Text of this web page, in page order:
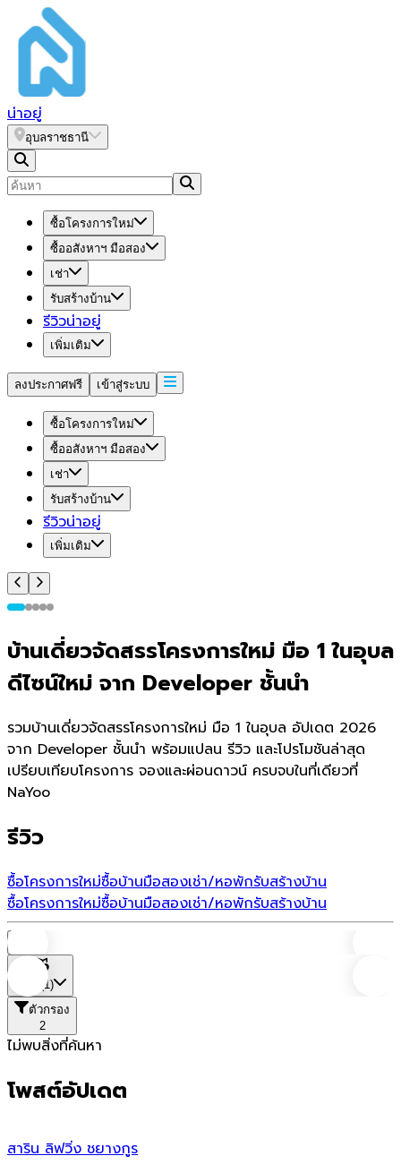
น่าอยู่
อุบลราชธานี
ซื้อโครงการใหม่
ซื้ออสังหาฯ มือสอง
เช่า
รับสร้างบ้าน
รีวิวน่าอยู่
เพิ่มเติม
ลงประกาศฟรี เข้าสู่ระบบ
ซื้อโครงการใหม่
ซื้ออสังหาฯ มือสอง
เช่า
รับสร้างบ้าน
รีวิวน่าอยู่
เพิ่มเติม
บ้านเดี่ยวจัดสรรโครงการใหม่ มือ 1 ในอุบล
ดีไซน์ใหม่ จาก Developer ชั้นนำ
รวมบ้านเดี่ยวจัดสรรโครงการใหม่ มือ 1 ในอุบล อัปเดต 2026
จาก Developer ชั้นนำ พร้อมแปลน รีวิว และโปรโมชันล่าสุด
เปรียบเทียบโครงการ จองและผ่อนดาวน์ ครบจบในที่เดียวที่
NaYoo
รีวิว
ซื้อโครงการใหม่ซื้อบ้านมือสองเช่า/หอพักรับสร้างบ้าน
ซื้อโครงการใหม่ซื้อบ้านมือสองเช่า/หอพักรับสร้างบ้าน
(1)
ตัวกรอง
2
ไม่พบสิ่งที่ค้นหา
โพสต์อัปเดต
สาริน ลิฟวิ่ง ชยางกูร